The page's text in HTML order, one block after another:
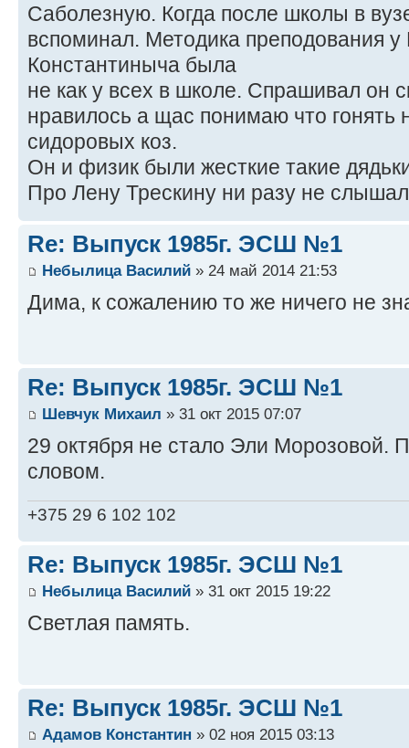
Саболезную. Когда после школы в
вспоминал. Методика преподования у
Константиныча была
не как у всех в школе. Спрашивал он
нравилось а щас понимаю что гонять
сидоровых коз.
Он и физик были жесткие такие
Про Лену Трескину ни разу не
Re: Выпуск 1985г. ЭСШ №1
Небылица Василий » 24 май 2014 21:53
Дима, к сожалению то же ничего не
Re: Выпуск 1985г. ЭСШ №1
Шевчук Михаил » 31 окт 2015 07:07
29 октября не стало Эли Морозовой.
словом.
+375 29 6 102 102
Re: Выпуск 1985г. ЭСШ №1
Небылица Василий » 31 окт 2015 19:22
Светлая память.
Re: Выпуск 1985г. ЭСШ №1
Адамов Константин » 02 ноя 2015 03:13